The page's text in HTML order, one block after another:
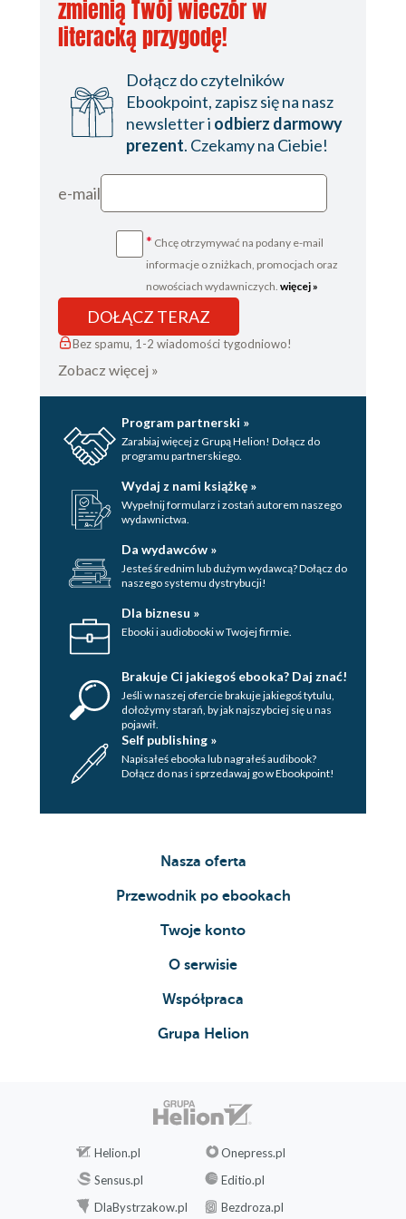
zmienią Twój wieczór w
literacką przygodę!
Dołącz do czytelników
Ebookpoint, zapisz się na nasz
newsletter i odbierz darmowy
prezent. Czekamy na Ciebie!
e-mail
* Chcę otrzymywać na podany e-mail
informacje o zniżkach, promocjach oraz
nowościach wydawniczych. więcej »
DOŁĄCZ TERAZ
Bez spamu, 1-2 wiadomości tygodniowo!
Zobacz więcej »
Program partnerski »
Zarabiaj więcej z Grupą Helion! Dołącz do
programu partnerskiego.
Wydaj z nami książkę »
Wypełnij formularz i zostań autorem naszego
wydawnictwa.
Da wydawców »
Jesteś średnim lub dużym wydawcą? Dołącz do
naszego systemu dystrybucji!
Dla biznesu »
Ebooki i audiobooki w Twojej firmie.
Brakuje Ci jakiegoś ebooka? Daj znać!
Jeśli w naszej ofercie brakuje jakiegoś tytulu,
dołożymy starań, by jak najszybciej się u nas
pojawił.
Self publishing »
Napisałeś ebooka lub nagrałeś audibook?
Dołącz do nas i sprzedawaj go w Ebookpoint!
Nasza oferta
Przewodnik po ebookach
Twoje konto
O serwisie
Współpraca
Grupa Helion
Helion.pl
Onepress.pl
Sensus.pl
Editio.pl
DlaBystrzakow.pl
Bezdroza.pl